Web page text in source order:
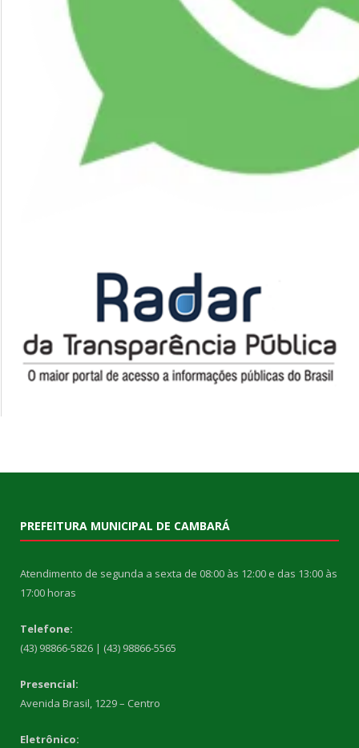
PREFEITURA MUNICIPAL DE CAMBARÁ
Atendimento de segunda a sexta de 08:00 às 12:00 e das 13:00 às
17:00 horas
Telefone:
(43) 98866-5826 | (43) 98866-5565
Presencial:
Avenida Brasil, 1229 – Centro
Eletrônico: